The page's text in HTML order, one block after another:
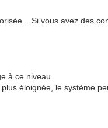
Si vous avez des
à ce niveau
éloignée, le système